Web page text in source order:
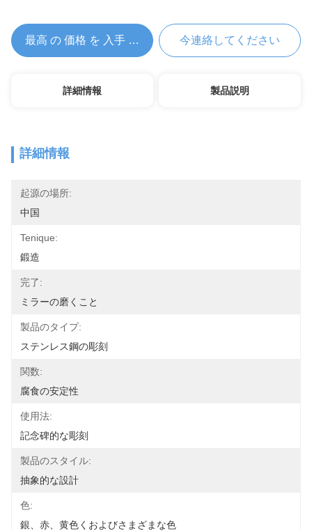
最高 の 価格 を 入手 する 今連絡してください
詳細情報 製品説明
詳細情報
起源の場所:
中国
Tenique:
鍛造
完了:
ミラーの磨くこと
製品のタイプ:
ステンレス鋼の彫刻
関数:
腐食の安定性
使用法:
記念碑的な彫刻
製品のスタイル:
抽象的な設計
色:
銀、赤、黄色くおよびさまざまな色